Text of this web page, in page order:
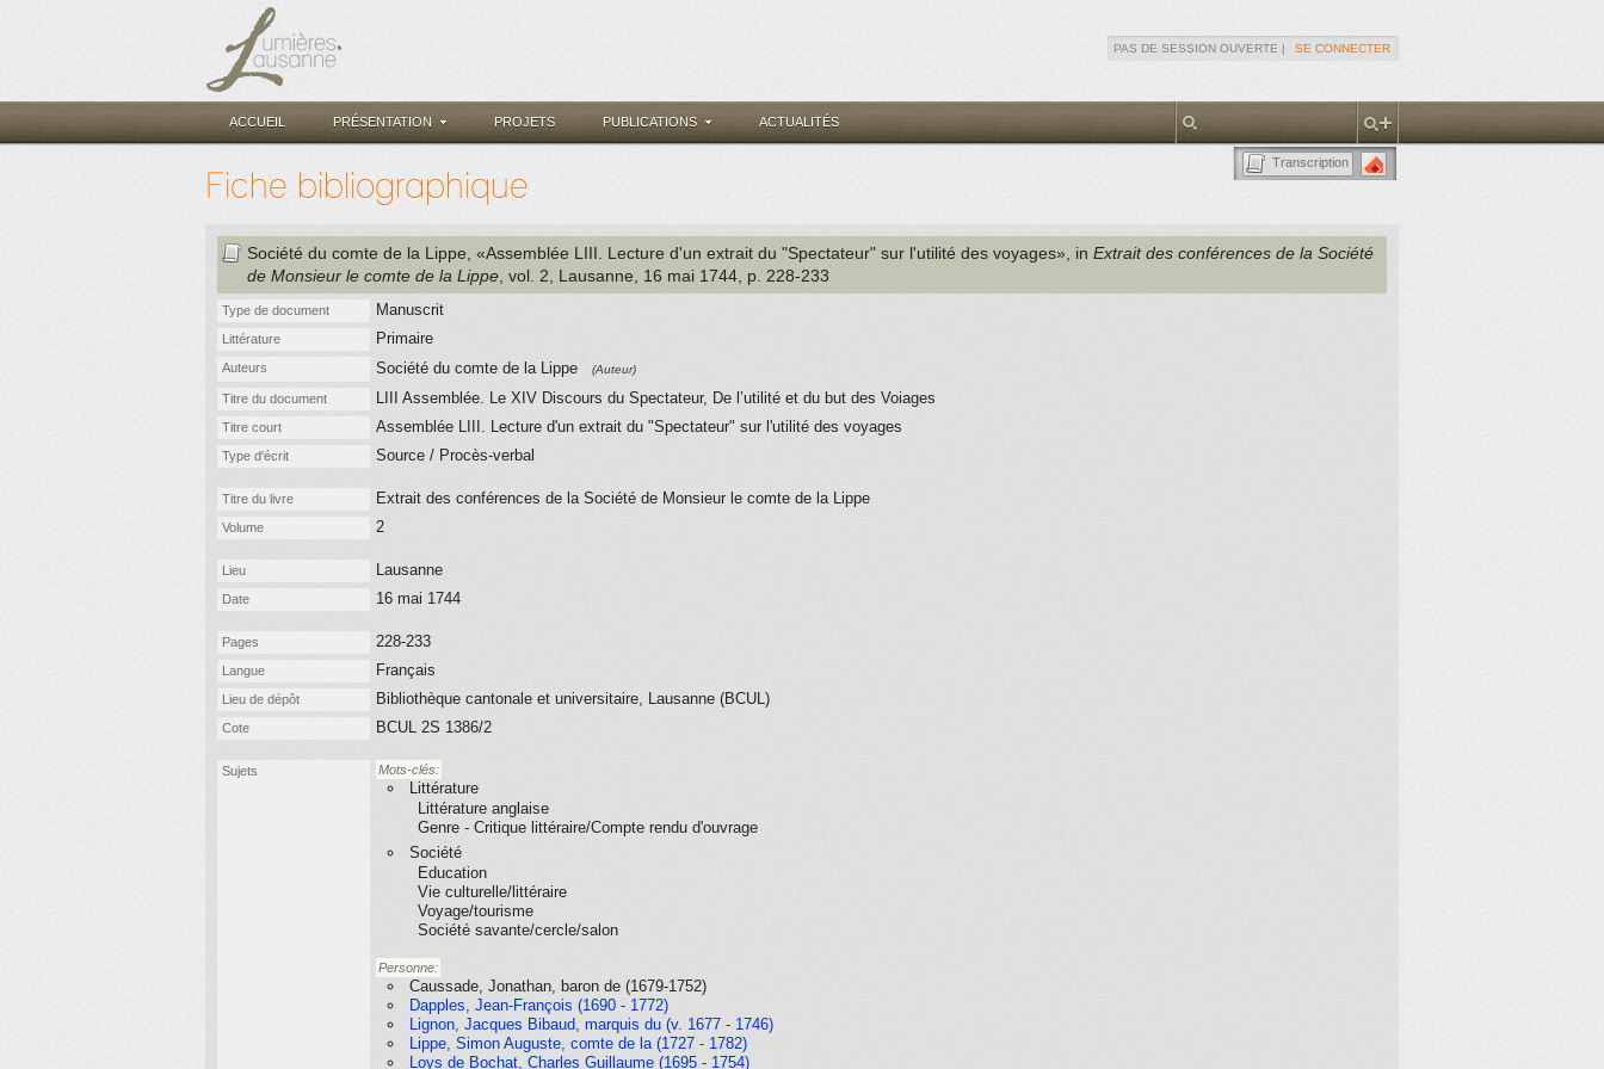
PAS DE SESSION OUVERTE | SE CONNECTER
ACCUEIL PRÉSENTATION PROJETS PUBLICATIONS ACTUALITÉS
Transcription
Fiche bibliographique
Société du comte de la Lippe , «Assemblée LIII. Lecture d'un extrait du "Spectateur" sur l'utilité des voyages», in Extrait des conférences de la Société
de Monsieur le comte de la Lippe , vol. 2 , Lausanne , 16 mai 1744 , p. 228-233
Type de document Manuscrit
Littérature Primaire
Auteurs Société du comte de la Lippe (Auteur)
Titre du document LIII Assemblée. Le XIV Discours du Spectateur, De l’utilité et du but des Voiages
Titre court Assemblée LIII. Lecture d'un extrait du "Spectateur" sur l'utilité des voyages
Type d'écrit Source / Procès-verbal
Titre du livre Extrait des conférences de la Société de Monsieur le comte de la Lippe
Volume 2
Lieu Lausanne
Date 16 mai 1744
Pages 228-233
Langue Français
Lieu de dépôt Bibliothèque cantonale et universitaire, Lausanne (BCUL)
Cote BCUL 2S 1386/2
Sujets Mots-clés:
Littérature
Littérature anglaise
Genre - Critique littéraire/Compte rendu d'ouvrage
Société
Education
Vie culturelle/littéraire
Voyage/tourisme
Société savante/cercle/salon
Personne:
Caussade, Jonathan, baron de (1679-1752)
Dapples, Jean-François (1690 - 1772)
Lignon, Jacques Bibaud, marquis du (v. 1677 - 1746)
Lippe, Simon Auguste, comte de la (1727 - 1782)
Loys de Bochat, Charles Guillaume (1695 - 1754)